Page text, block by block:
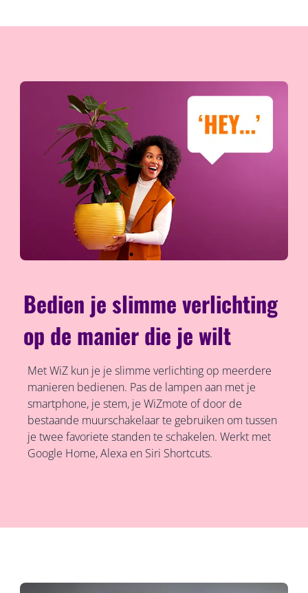
Bedien je slimme verlichting
op de manier die je wilt
Met WiZ kun je je slimme verlichting op meerdere
manieren bedienen. Pas de lampen aan met je
smartphone, je stem, je WiZmote of door de
bestaande muurschakelaar te gebruiken om tussen
je twee favoriete standen te schakelen. Werkt met
Google Home, Alexa en Siri Shortcuts.